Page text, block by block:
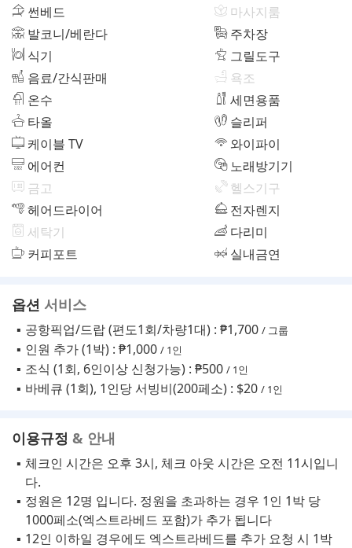
썬베드
마사지룸
발코니/베란다
주차장
식기
그릴도구
음료/간식판매
욕조
온수
세면용품
타올
슬리퍼
케이블 TV
와이파이
에어컨
노래방기기
금고
헬스기구
헤어드라이어
전자렌지
세탁기
다리미
커피포트
실내금연
옵션 서비스
공항픽업/드랍 (편도1회/차량1대) : ₱1,700 / 그룹
인원 추가 (1박) : ₱1,000 / 1인
조식 (1회, 6인이상 신청가능) : ₱500 / 1인
바베큐 (1회), 1인당 서빙비(200페소) : $20 / 1인
이용규정 & 안내
체크인 시간은 오후 3시, 체크 아웃 시간은 오전 11시입니
다.
정원은 12명 입니다. 정원을 초과하는 경우 1인 1박 당
1000페소(엑스트라베드 포함)가 추가 됩니다
12인 이하일 경우에도 엑스트라베드를 추가 요청 시 1박